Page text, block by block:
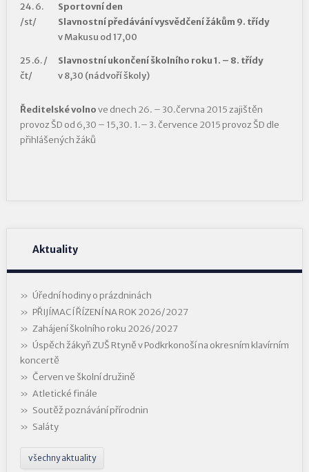
24. 6.
/st/
Sportovní den
Slavnostní předávání vysvědčení žákům 9. třídy
v Makusu od 17,00
25 .6. /
čt/
Slavnostní ukončení školního roku 1. – 8. třídy
v 8,30 (nádvoří školy)
Ředitelské volnove dnech 26. – 30.června 2015 zajištěn
provoz ŠD od 6,30 – 15,30. 1.– 3. července 2015 provoz ŠD dle
přihlášených žáků
Aktuality
Úřední hodiny o prázdninách
PŘIJÍMACÍ ŘÍZENÍ NA ROK 2026/2027
Zahájení školního roku 2026/2027
Úspěch žákyň ZUŠ Rtyně v Podkrkonoší na okresním klavírním
koncertě
Červen ve školní družině
Atletické finále
Soutěž poznávání přírodnin
Saláty
všechny aktuality